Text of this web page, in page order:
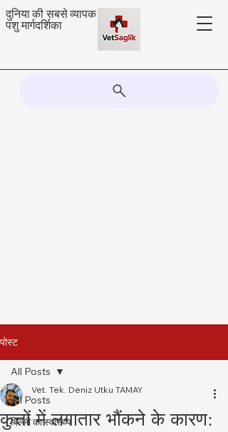
दुनिया की सबसे व्यापक
पशु मार्गदर्शिका
पोस्ट
All Posts
बिल्ली का स्वास्थ्य
All Posts
कुत्तों में लगातार भौंकने के कारण:
Vet. Tek. Deniz Utku TAMAY